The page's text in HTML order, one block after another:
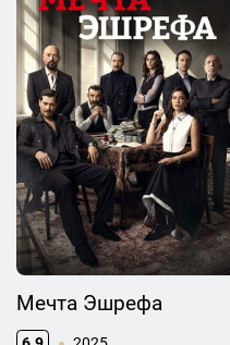
Мечта Эшрефа